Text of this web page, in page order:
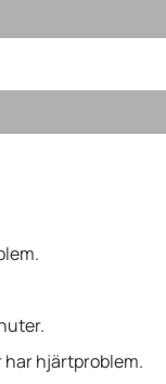
har hjärtproblem.